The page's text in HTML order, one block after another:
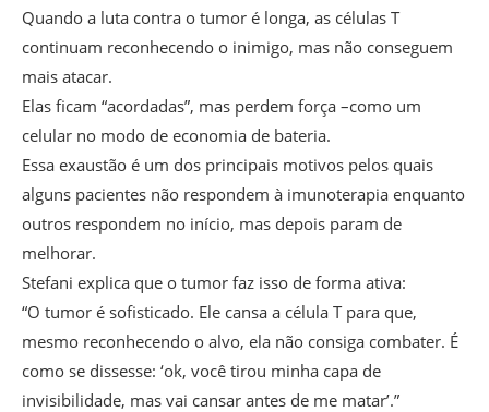
Quando a luta contra o tumor é longa, as células T
continuam reconhecendo o inimigo, mas não conseguem
mais atacar.
Elas ficam “acordadas”, mas perdem força –como um
celular no modo de economia de bateria.
Essa exaustão é um dos principais motivos pelos quais
alguns pacientes não respondem à imunoterapia enquanto
outros respondem no início, mas depois param de
melhorar.
Stefani explica que o tumor faz isso de forma ativa:
“O tumor é sofisticado. Ele cansa a célula T para que,
mesmo reconhecendo o alvo, ela não consiga combater. É
como se dissesse: ‘ok, você tirou minha capa de
invisibilidade, mas vai cansar antes de me matar’.”